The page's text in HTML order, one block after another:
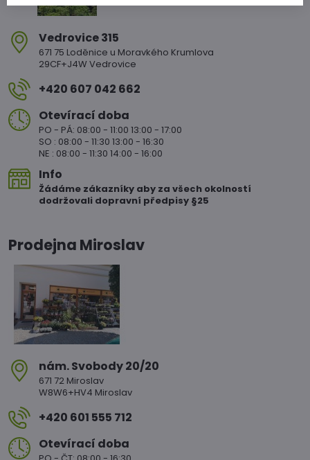
Vedrovice 315
671 75 Loděnice u Moravkého Krumlova
29CF+J4W Vedrovice
+420 607 042 662
Otevírací doba
PO - PÁ: 08:00 - 11:00 13:00 - 17:00
SO : 08:00 - 11:30 13:00 - 16:30
NE : 08:00 - 11:30 14:00 - 16:00
Info
Žádáme zákazníky aby za všech okolností
dodržovali dopravní předpisy §25
Prodejna Miroslav
nám​. Svobody 20/20
671 72 Miroslav
W8W6+HV4 Miroslav
+420 601 555 712
Otevírací doba